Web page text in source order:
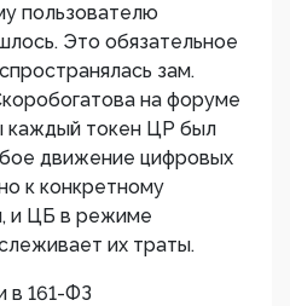
пользователю
Это обязательное
зам.
на форуме
каждый токен ЦР был
движение цифровых
к конкретному
и ЦБ в режиме
их траты.
в 161-ФЗ